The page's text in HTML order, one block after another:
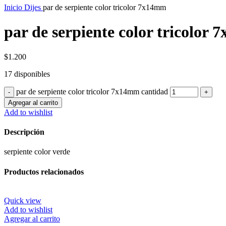
Inicio Dijes par de serpiente color tricolor 7x14mm
par de serpiente color tricolor
$1.200
17 disponibles
par de serpiente color tricolor 7x14mm cantidad
Agregar al carrito
Add to wishlist
Descripción
serpiente color verde
Productos relacionados
Quick view
Add to wishlist
Agregar al carrito